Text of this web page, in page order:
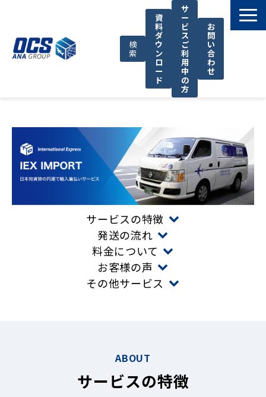
検
索
資
料
ダ
ウ
ン
ロ
ー
ド
サ
ー
ビ
ス
ご
利
用
中
の
方
お
問
い
合
わ
せ
OCSが選ばれる理由
お役立ち情報
サポート
OCSについて
お知らせ
サービスの特徴
発送の流れ
料金について
お客様の声
その他サービス
ABOUT
サービスの特徴